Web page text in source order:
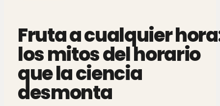
Fruta a cualquier
los mitos del horario
que la ciencia
desmonta